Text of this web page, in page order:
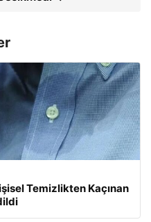
Temizlikten Kaçınan